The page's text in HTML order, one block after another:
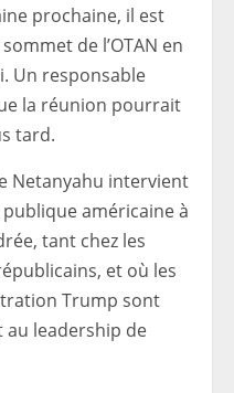
prochaine, il est
de l’OTAN en
Un responsable
la réunion pourrait
tard.
Netanyahu intervient
américaine à
tant chez les
et où les
Trump sont
au leadership de